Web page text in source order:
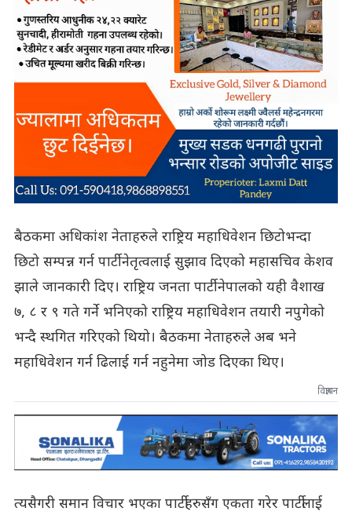
बैठकमा अधिकांश नेताहरुले राष्ट्रिय महाधिवेशन छिटोभन्दा
छिटो सम्पन्न गर्न पार्टी नेतृत्वलाई सुझाव दिएको महासचिव केशव
झाले जानकारी दिए। राष्ट्रिय जनता पार्टी नेपालको यही वैशाख
७, ८ र ९ गते गर्ने भनिएको राष्ट्रिय महाधिवेशन तयारी नपुगेको
भन्दै स्थगित गरिएको थियो। बैठकमा नेताहरुले अब भने
महाधिवेशन गर्न ढिलाई गर्न नहुनेमा जोड दिएका थिए।
विज्ञापन
त्यसैगरी समान विचार भएका पार्टीहरुसँग एकता गरेर पार्टीलाई